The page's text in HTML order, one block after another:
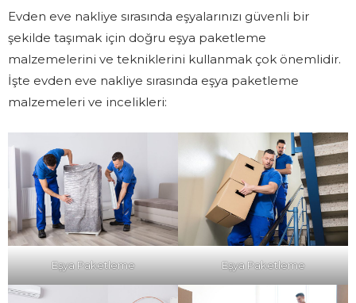
Evden eve nakliye sırasında eşyalarınızı güvenli bir
şekilde taşımak için doğru eşya paketleme
malzemelerini ve tekniklerini kullanmak çok önemlidir.
İşte evden eve nakliye sırasında eşya paketleme
malzemeleri ve incelikleri:
Eşya Paketleme Eşya Paketleme